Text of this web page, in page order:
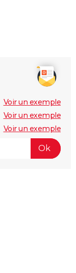
Voir un exemple
Voir un exemple
Voir un exemple